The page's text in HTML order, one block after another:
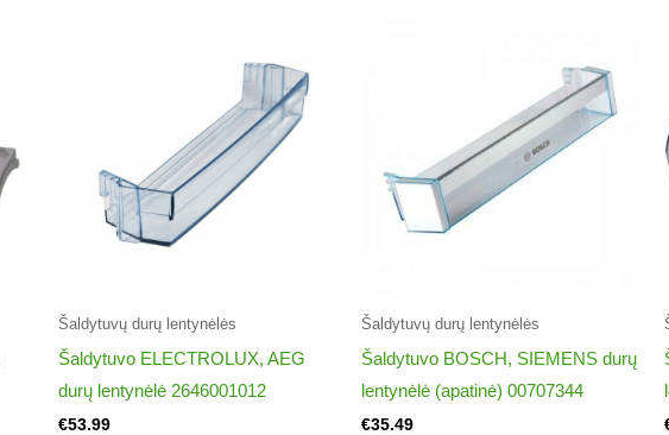
Šaldytuvų durų lentynėlės
Šaldytuvo ELECTROLUX, AEG
durų lentynėlė 2646001012
€53.99
Šaldytuvų durų lentynėlės
Šaldytuvo BOSCH, SIEMENS durų
lentynėlė (apatinė) 00707344
€35.49